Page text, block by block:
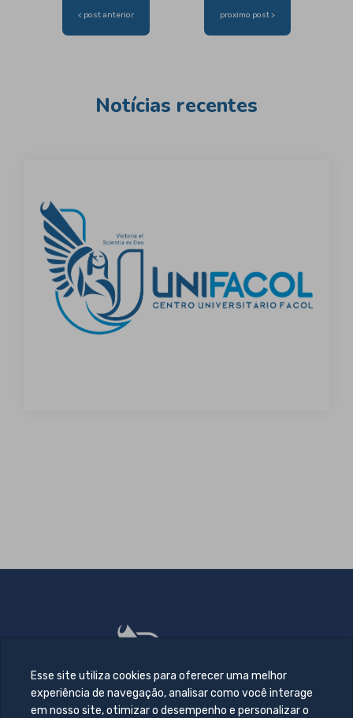
< post anterior proximo post >
Notícias recentes
Esse site utiliza cookies para oferecer uma melhor
experiência de navegação, analisar como você interage
em nosso site, otimizar o desempenho e personalizar o